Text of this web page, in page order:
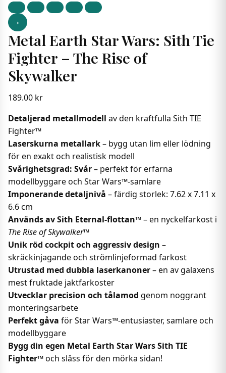
›
Metal Earth Star Wars: Sith Tie
Fighter – The Rise of
Skywalker
189.00 kr
Detaljerad metallmodell av den kraftfulla Sith TIE
Fighter™
Laserskurna metallark– bygg utan lim eller lödning
för en exakt och realistisk modell
Svårighetsgrad: Svår– perfekt för erfarna
modellbyggare och Star Wars™-samlare
Imponerande detaljnivå – färdig storlek: 7.62 x 7.11 x
6.6 cm
Används av Sith Eternal-flottan™– en nyckelfarkost i
The Rise of Skywalker™
Unik röd cockpit och aggressiv design –
skräckinjagande och strömlinjeformad farkost
Utrustad med dubbla laserkanoner– en av galaxens
mest fruktade jaktfarkoster
Utvecklar precision och tålamod genom noggrant
monteringsarbete
Perfekt gåva för Star Wars™-entusiaster, samlare och
modellbyggare
Bygg din egen Metal Earth Star Wars Sith TIE
Fighter™och slåss för den mörka sidan!